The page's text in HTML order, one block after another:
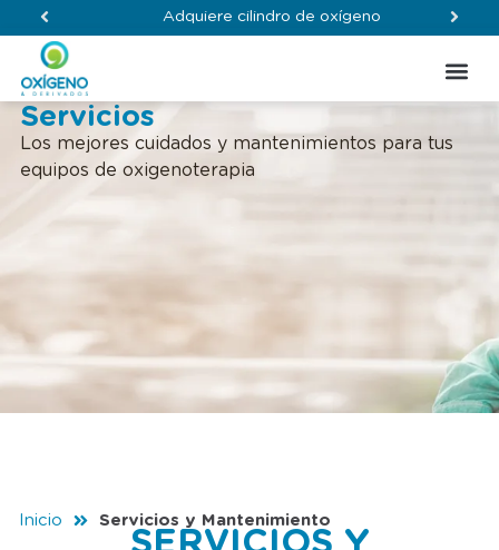
Adquiere cilindro de oxígeno
Servicios
Los mejores cuidados y mantenimientos para tus
equipos de oxigenoterapia
Inicio Servicios y Mantenimiento